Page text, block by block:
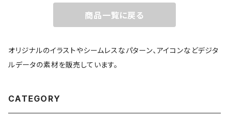
商品一覧に戻る
オリジナルのイラストやシームレスなパターン、アイコンなどデジタ
ルデータの素材を販売しています。
CATEGORY